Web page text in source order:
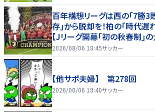
百年構想リーグは西の｢7勝3
存｣から脱却を！柏の｢時代遅
【Jリーグ開幕｢初の秋春制｣
2026/08/06 18:45サッカー
【他サポ夫婦】 第278回
2026/08/06 18:40サッカー